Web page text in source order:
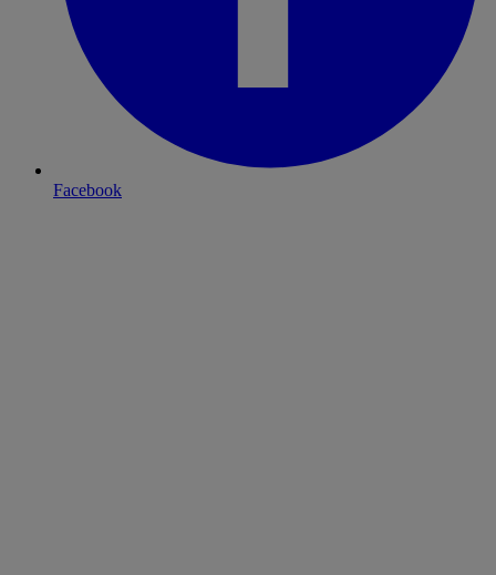
Facebook